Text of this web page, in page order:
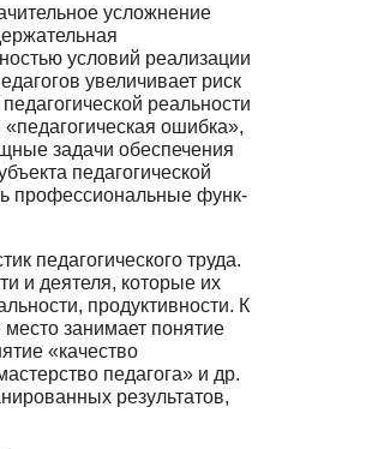
усложнение
условий реализации
увеличивает риск
реальности
ошибка»,
задачи обеспечения
педагогической
профессиональные функ­
педагогического труда.
и деятеля, которые их
продуктивности. К
место занимает понятие
«качество
педагога» и др.
результатов,